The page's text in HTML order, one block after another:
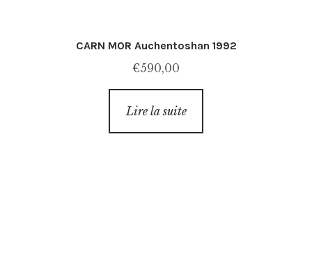
CARN MOR Auchentoshan 1992
€590,00
Lire la suite